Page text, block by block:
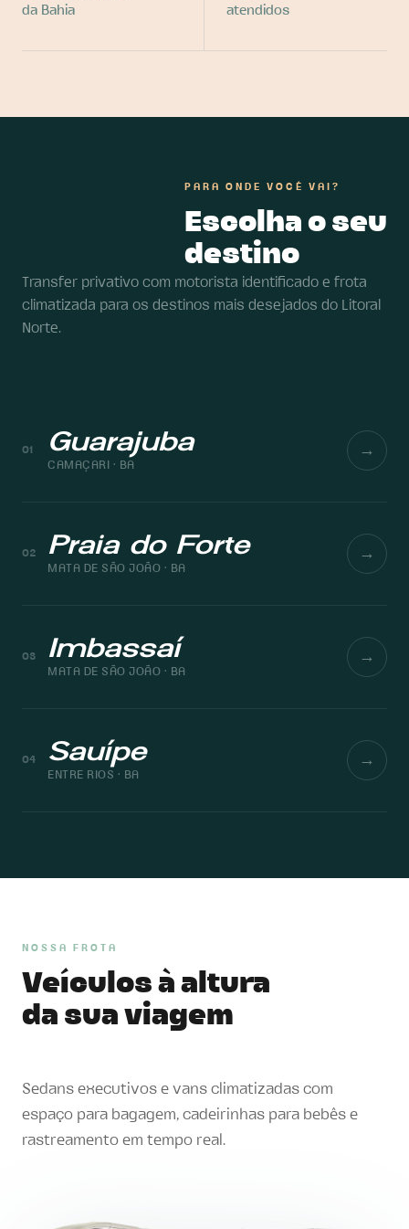
da Bahia
atendidos
PARA ONDE VOCÊ VAI?
Escolha o seu
destino
Transfer privativo com motorista identificado e frota
climatizada para os destinos mais desejados do Litoral
Norte.
01 Guarajuba
CAMAÇARI · BA
→
02 Praia do Forte
MATA DE SÃO JOÃO · BA
→
03 Imbassaí
MATA DE SÃO JOÃO · BA
→
04 Sauípe
ENTRE RIOS · BA
→
NOSSA FROTA
Veículos à altura
da sua viagem
Sedans executivos e vans climatizadas com
espaço para bagagem, cadeirinhas para bebês e
rastreamento em tempo real.